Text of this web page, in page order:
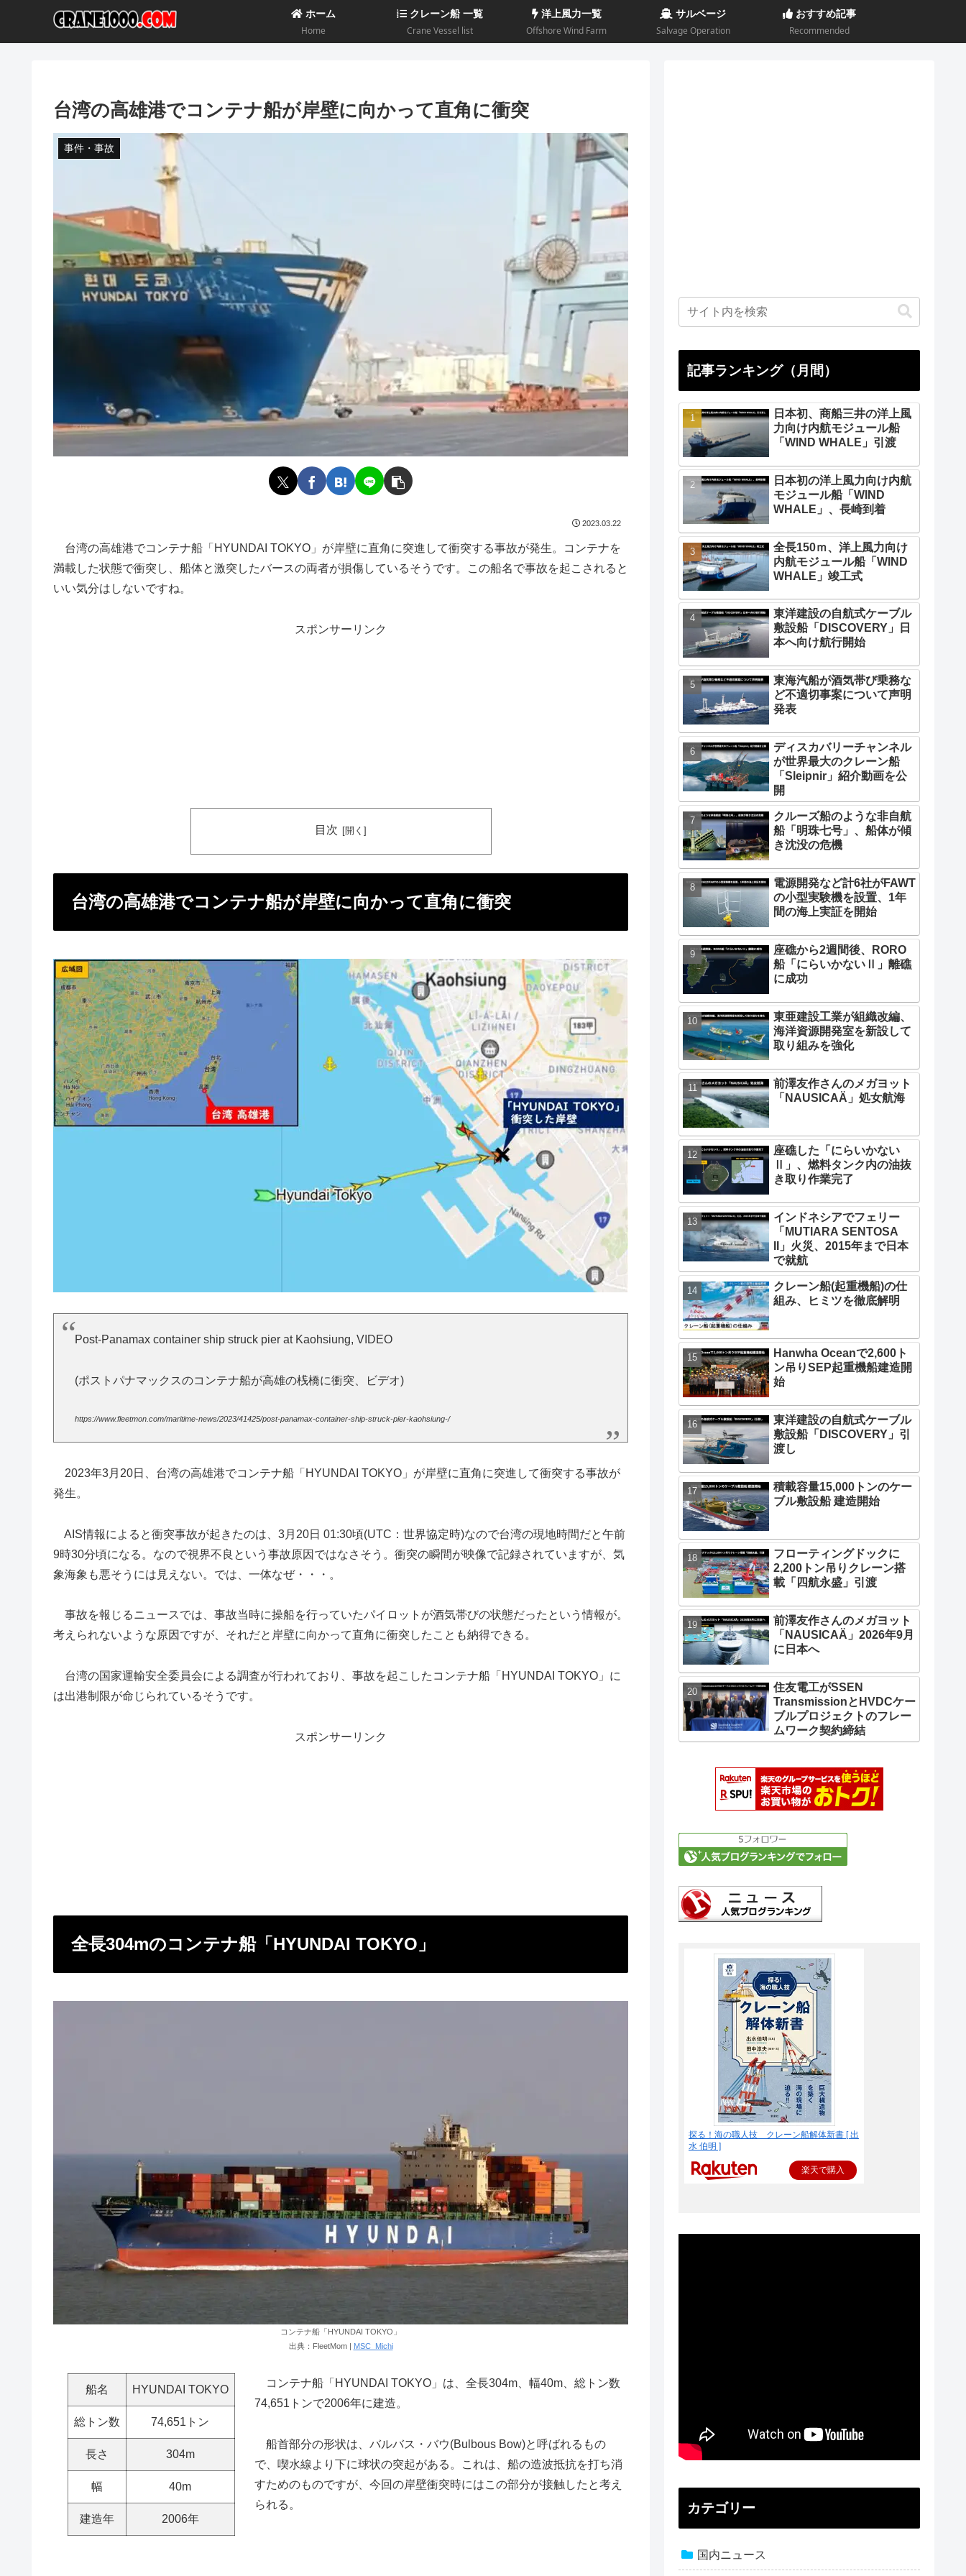
ホーム
Home
クレーン船 一覧
Crane Vessel list
洋上風力一覧
Offshore Wind Farm
サルベージ
Salvage Operation
おすすめ記事
Recommended
台湾の高雄港でコンテナ船が岸壁に向かって直角に衝突
事件・事故
2023.03.22
台湾の高雄港でコンテナ船「HYUNDAI TOKYO」が岸壁に直角に突進して衝突する事故が発生。コンテナを
満載した状態で衝突し、船体と激突したバースの両者が損傷しているそうです。この船名で事故を起こされると
いい気分はしないですね。
スポンサーリンク
目次
台湾の高雄港でコンテナ船が岸壁に向かって直角に衝突
Post-Panamax container ship struck pier at Kaohsiung, VIDEO
(ポストパナマックスのコンテナ船が高雄の桟橋に衝突、ビデオ)
https://www.fleetmon.com/maritime-news/2023/41425/post-panamax-container-ship-struck-pier-kaohsiung-/
2023年3月20日、台湾の高雄港でコンテナ船「HYUNDAI TOKYO」が岸壁に直角に突進して衝突する事故が
発生。
AIS情報によると衝突事故が起きたのは、3月20日 01:30頃(UTC：世界協定時)なので台湾の現地時間だと午前
9時30分頃になる。なので視界不良という事故原因ではなさそう。衝突の瞬間が映像で記録されていますが、気
象海象も悪そうには見えない。では、一体なぜ・・・。
事故を報じるニュースでは、事故当時に操船を行っていたパイロットが酒気帯びの状態だったという情報が。
考えられないような原因ですが、それだと岸壁に向かって直角に衝突したことも納得できる。
台湾の国家運輸安全委員会による調査が行われており、事故を起こしたコンテナ船「HYUNDAI TOKYO」に
は出港制限が命じられているそうです。
スポンサーリンク
全長304mのコンテナ船「HYUNDAI TOKYO」
コンテナ船「HYUNDAI TOKYO」
出典：FleetMom | MSC_Michi
船名 HYUNDAI TOKYO
総トン数 74,651トン
長さ 304m
幅 40m
建造年 2006年
コンテナ船「HYUNDAI TOKYO」は、全長304m、幅40m、総トン数
74,651トンで2006年に建造。
船首部分の形状は、バルバス・バウ(Bulbous Bow)と呼ばれるもの
で、喫水線より下に球状の突起がある。これは、船の造波抵抗を打ち消
すためのものですが、今回の岸壁衝突時にはこの部分が接触したと考え
られる。
記事ランキング（月間）
日本初、商船三井の洋上風
力向け内航モジュール船
「WIND WHALE」引渡
日本初の洋上風力向け内航
モジュール船「WIND
WHALE」、長崎到着
全長150ｍ、洋上風力向け
内航モジュール船「WIND
WHALE」竣工式
東洋建設の自航式ケーブル
敷設船「DISCOVERY」日
本へ向け航行開始
東海汽船が酒気帯び乗務な
ど不適切事案について声明
発表
ディスカバリーチャンネル
が世界最大のクレーン船
「Sleipnir」紹介動画を公
開
クルーズ船のような非自航
船「明珠七号」、船体が傾
き沈没の危機
電源開発など計6社がFAWT
の小型実験機を設置、1年
間の海上実証を開始
座礁から2週間後、RORO
船「にらいかないⅡ」離礁
に成功
東亜建設工業が組織改編、
海洋資源開発室を新設して
取り組みを強化
前澤友作さんのメガヨット
「NAUSICAÄ」処女航海
座礁した「にらいかない
Ⅱ」、燃料タンク内の油抜
き取り作業完了
インドネシアでフェリー
「MUTIARA SENTOSA
II」火災、2015年まで日本
で就航
クレーン船(起重機船)の仕
組み、ヒミツを徹底解明
Hanwha Oceanで2,600ト
ン吊りSEP起重機船建造開
始
東洋建設の自航式ケーブル
敷設船「DISCOVERY」引
渡し
積載容量15,000トンのケー
ブル敷設船 建造開始
フローティングドックに
2,200トン吊りクレーン搭
載「四航永盛」引渡
前澤友作さんのメガヨット
「NAUSICAÄ」2026年9月
に日本へ
住友電工がSSEN
TransmissionとHVDCケー
ブルプロジェクトのフレー
ムワーク契約締結
探る！海の職人技 クレーン船解体新書 [ 出
水 伯明 ]
楽天で購入
カテゴリー
国内ニュース